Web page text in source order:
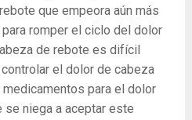
que empeora aún más
romper el ciclo del dolor
de rebote es difícil
el dolor de cabeza
para el dolor
se niega a aceptar este